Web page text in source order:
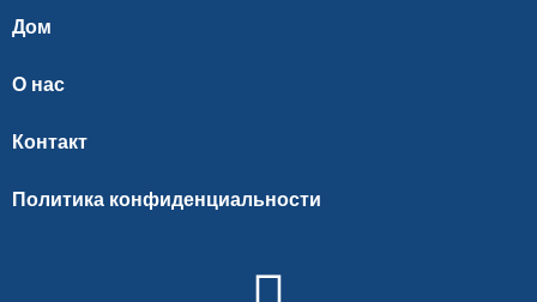
Дом
О нас
Контакт
Политика конфиденциальности